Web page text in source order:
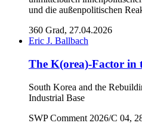
und die außenpolitischen
360 Grad, 27.04.2026
Eric J. Ballbach
The K(orea)-Factor in
South Korea and the
Industrial Base
SWP Comment 2026/C 04,